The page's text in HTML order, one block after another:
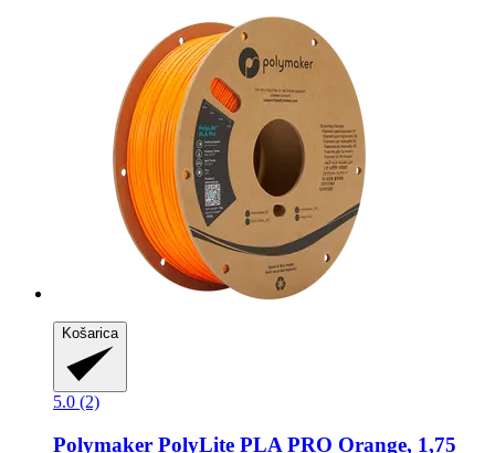
Košarica
5.0 (2)
Polymaker PolyLite PLA PRO Orange, 1,75